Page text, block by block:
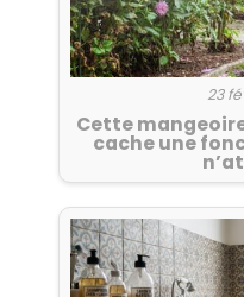
23
Cette
cache une